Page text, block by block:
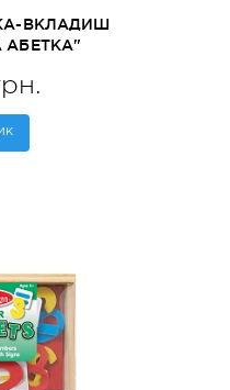
ВКЛАДИШ
АБЕТКА"